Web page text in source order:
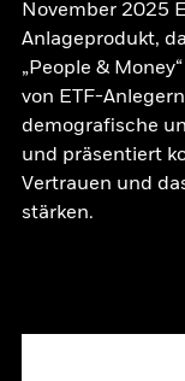
November 2025
Anlageprodukt,
„People &
von ETF-
demografische
und präsentiert
Vertrauen und
stärken.